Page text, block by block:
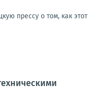
прессу о том, как этот